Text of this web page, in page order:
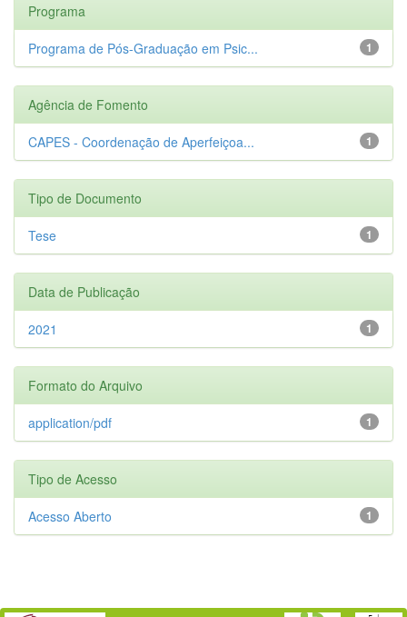
Programa
1
Programa de Pós-Graduação em Psic...
Agência de Fomento
1
CAPES - Coordenação de Aperfeiçoa...
Tipo de Documento
1
Tese
Data de Publicação
1
2021
Formato do Arquivo
1
application/pdf
Tipo de Acesso
1
Acesso Aberto